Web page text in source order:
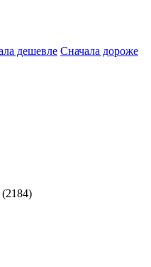
дешевле Сначала дороже
(2184)